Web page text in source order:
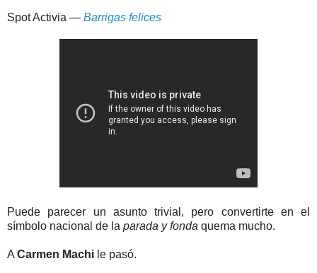
Spot Activia — Barrigas felices
Puede parecer un asunto trivial, pero convertirte en el
símbolo nacional de la parada y fonda quema mucho.
A Carmen Machi le pasó.